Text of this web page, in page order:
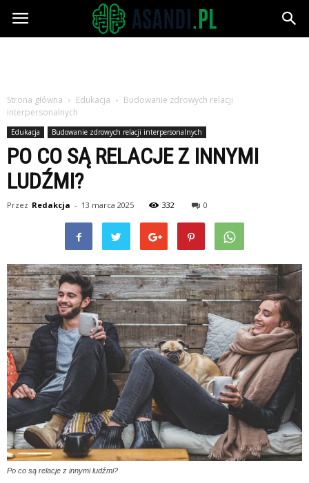
Asandi.pl
Strona główna Edukacja
Budowanie zdrowych relacji
interpersonalnych
Edukacja Budowanie zdrowych relacji interpersonalnych
PO CO SĄ RELACJE Z INNYMI
LUDŹMI?
Przez Redakcja - 13 marca 2025 332 0
Po co są relacje z innymi ludźmi?